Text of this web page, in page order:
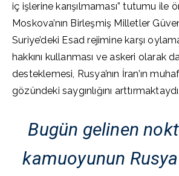
iç işlerine karışılmaması” tutumu ile
Moskova’nın Birleşmiş Milletler
Suriye’deki Esad rejimine karşı
hakkını kullanması ve askeri olarak da
desteklemesi, Rusya’nın İran’ın
gözündeki saygınlığını arttırmaktaydı.
Bugün gelinen
kamuoyunun Rusya